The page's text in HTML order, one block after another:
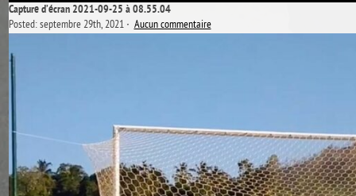
Capture d’écran 2021-09-25 à 08.55.04
Posted: septembre 29th, 2021 ˑAucun commentaire